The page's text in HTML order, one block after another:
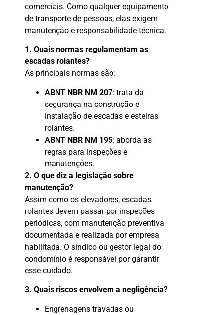
comerciais. Como qualquer equipamento
de transporte de pessoas, elas exigem
manutenção e responsabilidade técnica.
1. Quais normas regulamentam as
escadas rolantes?
As principais normas são:
ABNT NBR NM 207: trata da
segurança na construção e
instalação de escadas e esteiras
rolantes.
ABNT NBR NM 195: aborda as
regras para inspeções e
manutenções.
2. O que diz a legislação sobre
manutenção?
Assim como os elevadores, escadas
rolantes devem passar por inspeções
periódicas, com manutenção preventiva
documentada e realizada por empresa
habilitada. O síndico ou gestor legal do
condomínio é responsável por garantir
esse cuidado.
3. Quais riscos envolvem a negligência?
Engrenagens travadas ou